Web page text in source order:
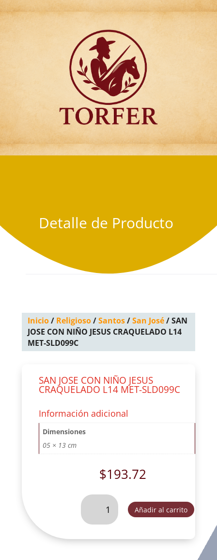
Articulos para
Regalo Torfer.
Detalle de Producto
Inicio/ Religioso/Santos/San José/ SAN
JOSE CON NIÑO JESUS CRAQUELADO L14
MET-SLD099C
SAN JOSE CON NIÑO JESUS
CRAQUELADO L14 MET-SLD099C
Información adicional
Dimensiones
05 × 13 cm
$193.72
SAN
CON
JESUS
Añadir al carrito